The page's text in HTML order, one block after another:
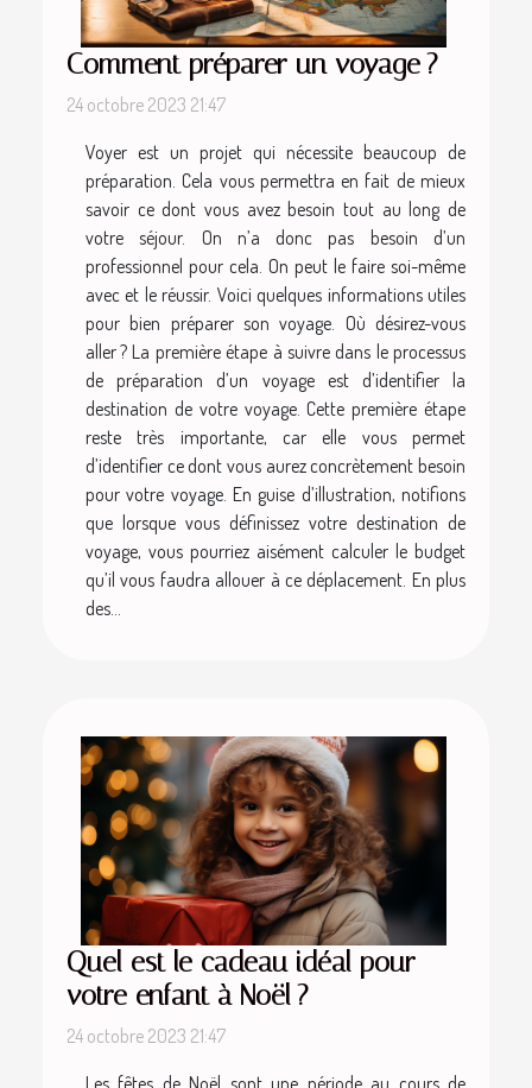
Comment préparer un voyage ?
24 octobre 2023 21:47
Voyer est un projet qui nécessite beaucoup de
préparation. Cela vous permettra en fait de mieux
savoir ce dont vous avez besoin tout au long de
votre séjour. On n’a donc pas besoin d’un
professionnel pour cela. On peut le faire soi-même
avec et le réussir. Voici quelques informations utiles
pour bien préparer son voyage. Où désirez-vous
aller ? La première étape à suivre dans le processus
de préparation d’un voyage est d’identifier la
destination de votre voyage. Cette première étape
reste très importante, car elle vous permet
d’identifier ce dont vous aurez concrètement besoin
pour votre voyage. En guise d’illustration, notifions
que lorsque vous définissez votre destination de
voyage, vous pourriez aisément calculer le budget
qu’il vous faudra allouer à ce déplacement. En plus
des...
Quel est le cadeau idéal pour
votre enfant à Noël ?
24 octobre 2023 21:47
Les fêtes de Noël sont une période au cours de